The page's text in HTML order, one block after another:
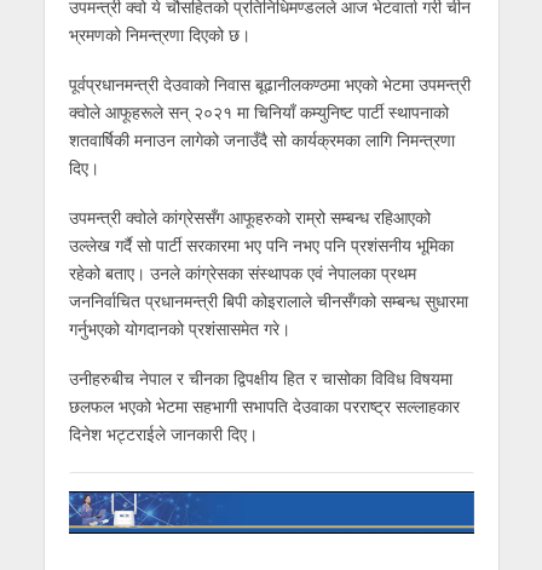
उपमन्त्री क्वो ये चौसहितको प्रतिनिधिमण्डलले आज भेटवार्ता गरी चीन
भ्रमणको निमन्त्रणा दिएको छ।
पूर्वप्रधानमन्त्री देउवाको निवास बूढानीलकण्ठमा भएको भेटमा उपमन्त्री
क्वोले आफूहरूले सन् २०२१ मा चिनियाँ कम्युनिष्ट पार्टी स्थापनाको
शतवार्षिकी मनाउन लागेको जनाउँदै सो कार्यक्रमका लागि निमन्त्रणा
दिए।
उपमन्त्री क्वोले कांग्रेससँग आफूहरुको राम्रो सम्बन्ध रहिआएको
उल्लेख गर्दै सो पार्टी सरकारमा भए पनि नभए पनि प्रशंसनीय भूमिका
रहेको बताए। उनले कांग्रेसका संस्थापक एवं नेपालका प्रथम
जननिर्वाचित प्रधानमन्त्री बिपी कोइरालाले चीनसँगको सम्बन्ध सुधारमा
गर्नुभएको योगदानको प्रशंसासमेत गरे।
उनीहरुबीच नेपाल र चीनका द्विपक्षीय हित र चासोका विविध विषयमा
छलफल भएको भेटमा सहभागी सभापति देउवाका परराष्ट्र सल्लाहकार
दिनेश भट्टराईले जानकारी दिए।